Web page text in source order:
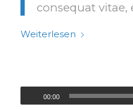
consequat vitae,
Weiterlesen
00:00